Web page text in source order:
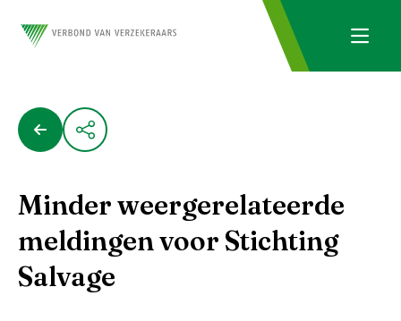
Minder weergerelateerde
meldingen voor Stichting
Salvage